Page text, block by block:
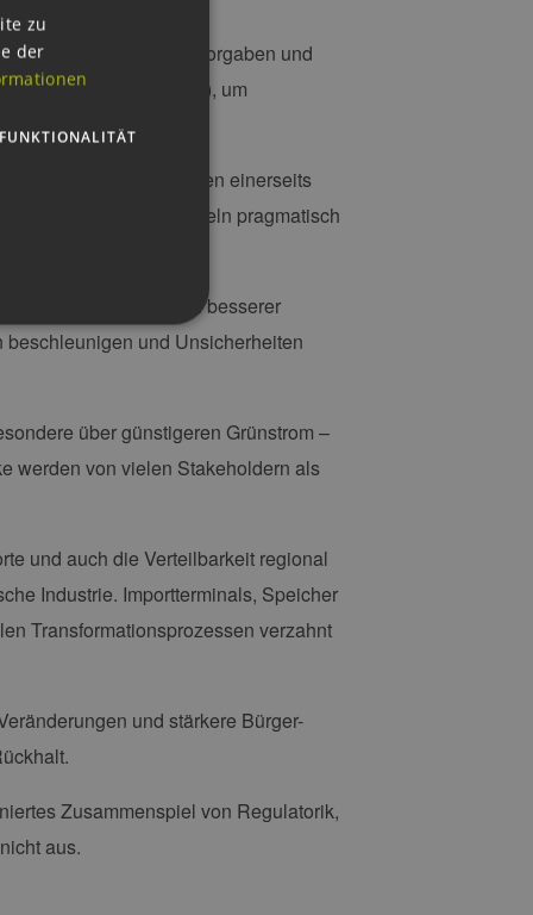
regulatorische Vorgaben und
for Difference), um
und Verwaltung müssen einerseits
abbauen und Regeln pragmatisch
und ein besserer
und Unsicherheiten
über günstigeren Grünstrom –
werden von vielen Stakeholdern als
und auch die Verteilbarkeit regional
Industrie. Importterminals, Speicher
Transformationsprozessen verzahnt
und stärkere Bürger-
Zusammenspiel von Regulatorik,
aus.
zu
der
FUNKTIONALITÄT
handelt es sich
sie verwendet wird,
jedoch die
den Seiten.
Site-Anforderungen
um die
Das Cookie-
gültige Berichte über